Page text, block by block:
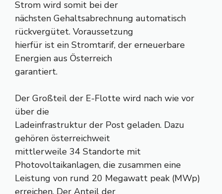
Strom wird somit bei der
nächsten Gehaltsabrechnung automatisch
rückvergütet. Voraussetzung
hierfür ist ein Stromtarif, der erneuerbare
Energien aus Österreich
garantiert.
Der Großteil der E-Flotte wird nach wie vor
über die
Ladeinfrastruktur der Post geladen. Dazu
gehören österreichweit
mittlerweile 34 Standorte mit
Photovoltaikanlagen, die zusammen eine
Leistung von rund 20 Megawatt peak (MWp)
erreichen. Der Anteil der